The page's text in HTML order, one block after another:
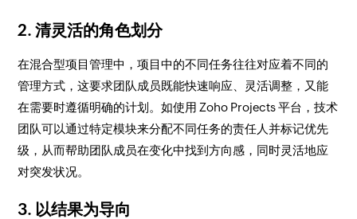
2. 清灵活的角色划分
在混合型项目管理中，项目中的不同任务往往对应着不同的
管理方式，这要求团队成员既能快速响应、灵活调整，又能
在需要时遵循明确的计划。如使用 Zoho Projects 平台，技术
团队可以通过特定模块来分配不同任务的责任人并标记优先
级，从而帮助团队成员在变化中找到方向感，同时灵活地应
对突发状况。
3. 以结果为导向